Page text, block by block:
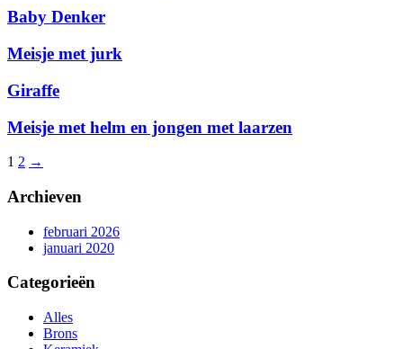
Baby Denker
Meisje met jurk
Giraffe
Meisje met helm en jongen met laarzen
1 2 →
Archieven
februari 2026
januari 2020
Categorieën
Alles
Brons